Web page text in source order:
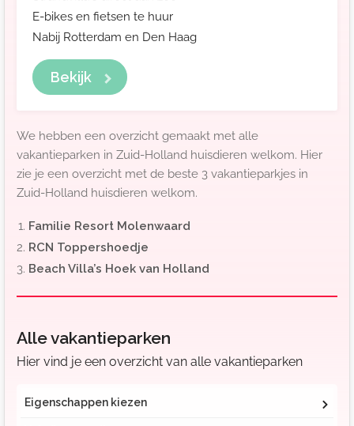
E-bikes en fietsen te huur
Nabij Rotterdam en Den Haag
Bekijk
We hebben een overzicht gemaakt met alle
vakantieparken in Zuid-Holland huisdieren welkom. Hier
zie je een overzicht met de beste 3 vakantieparkjes in
Zuid-Holland huisdieren welkom.
Familie Resort Molenwaard
RCN Toppershoedje
Beach Villa’s Hoek van Holland
Alle vakantieparken
Hier vind je een overzicht van alle vakantieparken
Eigenschappen kiezen